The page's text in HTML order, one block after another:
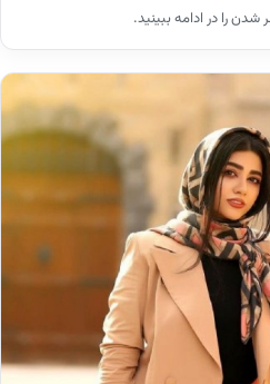
شدن را در ادامه ببینید.